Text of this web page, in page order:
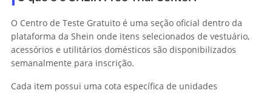
O Centro de Teste Gratuito é uma seção oficial dentro da
plataforma da Shein onde itens selecionados de vestuário,
acessórios e utilitários domésticos são disponibilizados
semanalmente para inscrição.
Cada item possui uma cota específica de unidades